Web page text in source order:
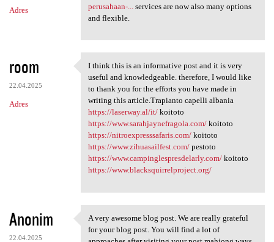
Adres
perusahaan-...
services are now also many options
and flexible.
room
22.04.2025
Adres
I think this is an
I think this is an informative post and it is very
useful and knowledgeable. therefore, I would like
to thank you for the efforts you have made in
writing this article.Trapianto capelli albania
https://laserway.al/it/koitoto
https://www.sarahjaynefragola.com/koitoto
https://nitroexpresssafaris.com/koitoto
https://www.zihuasailfest.com/pestoto
https://www.campinglespresdelarly.com/koitoto
https://www.blacksquirrelproject.org/
Anonim
22.04.2025
A very awesome blog post. We
A very awesome blog post. We are really grateful
for your blog post. You will find a lot of